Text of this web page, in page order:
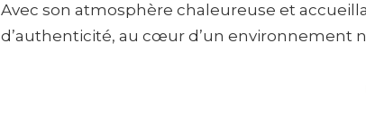
Avec son atmosphère chaleureuse et
d’authenticité, au cœur d’un environnement